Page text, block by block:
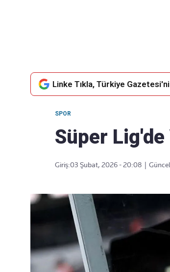
Linke Tıkla, Türkiye
SPOR
Süper Lig'de
Giriş:03 Şubat, 2026 - 20:08